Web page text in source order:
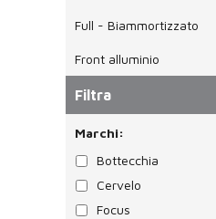
Full - Biammortizzato
Front alluminio
Filtra
Marchi:
Bottecchia
Cervelo
Focus